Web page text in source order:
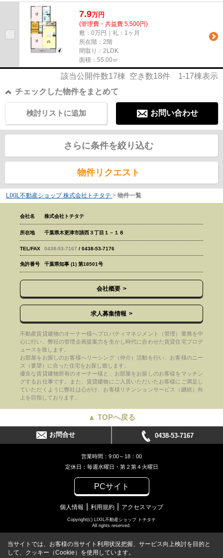
物件です♪（回線工事後）☆環境...
7.9万円
(管理費・共益費 5,500円)
敷：0万円｜礼：1ヶ月
所在階：2階
間取り：2LDK
面積：55.00㎡
該当公開件数17棟 空き数18件 1-17棟表示
チェックした物件をまとめて
お問い合わせ
検討リストに追加
さらに条件を絞り込む
物件リクエスト
LIXIL不動産ショップ 株式会社トチタテ > 物件一覧
会社名 株式会社トチタテ
所在地 千葉県木更津市請西３丁目１－１８
TEL/FAX 0438-53-7167 / 0438-53-7176
免許番号 千葉県知事 (1) 第18501号
会社概要
求人募集情報
不動産賃貸建物のオーナー様へプロパティマネジメント（管理）業務を中
心に行い、弊社の管理企画提案力を生かし時代に合わせた賃貸住宅プロデ
ュースを致します。
お部屋をお探しのお客様へリーシング（仲介）活動を行い、お客様のニー
ズ（要望）に合った住宅をお探し致します。
優良な賃貸建物所有のオーナー様と、お部屋をお探しのお客様をマッチン
グするお仕事です。また、賃貸建物にご入居いただいたお客様にご満足し
ていただくように弊社は心がけ、お客様リテンションサービス（継続）向
上を目指しております。
▲ TOPへ戻る
お問合せ 0438-53-7167
営業時間：9:00～18：00
定休日：毎週水曜日・第２第４火曜日
PCサイト
個人情報 利用規約 アクセスマップ
Copyright(c) LIXIL不動産ショップ トチタテ
All rights reserved.
当サイトでは、お客様の当サイト利用状況把握、サービス向上検討を目的と
して、クッキー（Cookie）を使用しています。